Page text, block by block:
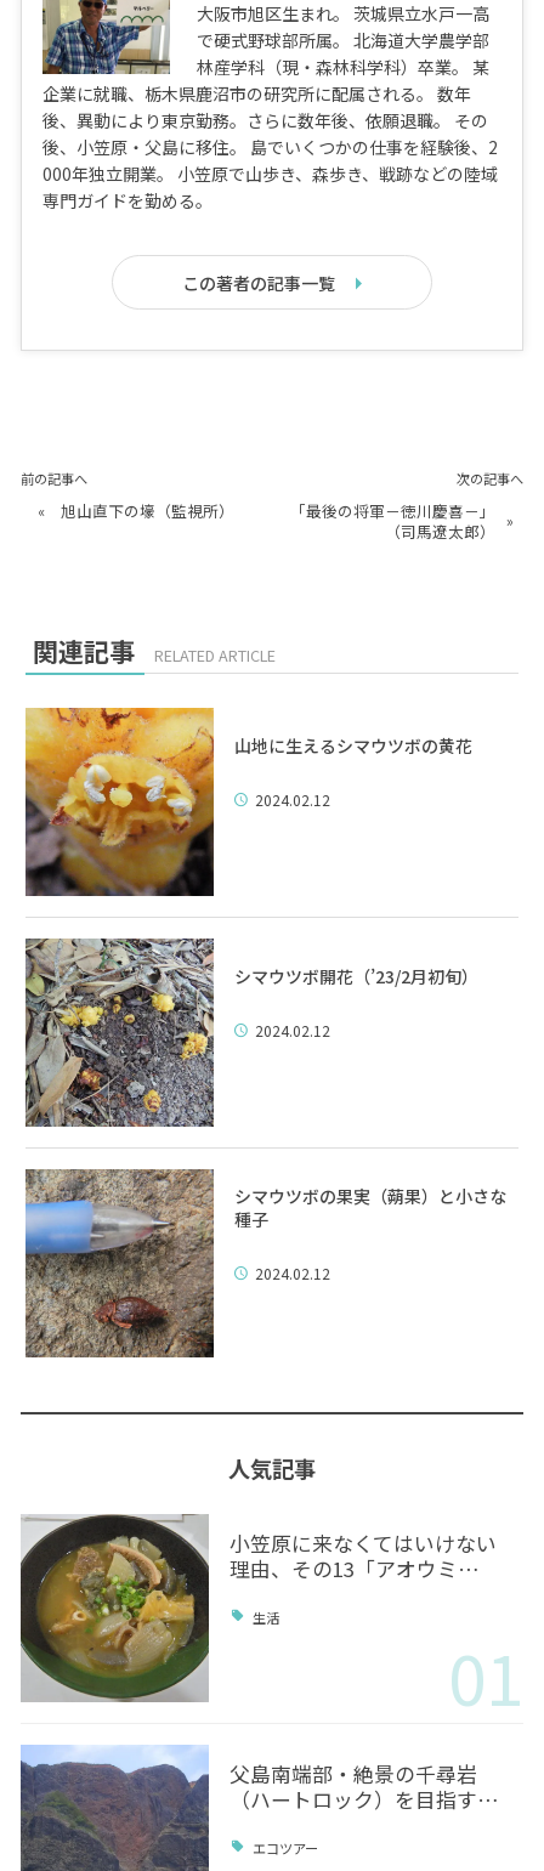
大阪市旭区生まれ。 茨城県立水戸一高
で硬式野球部所属。 北海道大学農学部
林産学科（現・森林科学科）卒業。 某
企業に就職、栃木県鹿沼市の研究所に配属される。 数年
後、異動により東京勤務。さらに数年後、依願退職。 その
後、小笠原・父島に移住。 島でいくつかの仕事を経験後、2
000年独立開業。 小笠原で山歩き、森歩き、戦跡などの陸域
専門ガイドを勤める。
この著者の記事一覧
前の記事へ
« 旭山直下の壕（監視所）
次の記事へ
「最後の将軍－徳川慶喜－」
（司馬遼太郎）
»
関連記事 RELATED ARTICLE
山地に生えるシマウツボの黄花
2024.02.12
シマウツボ開花（’23/2月初旬）
2024.02.12
シマウツボの果実（蒴果）と小さな
種子
2024.02.12
人気記事
小笠原に来なくてはいけない
理由、その13「アオウミ…
生活
01
父島南端部・絶景の千尋岩
（ハートロック）を目指す…
エコツアー